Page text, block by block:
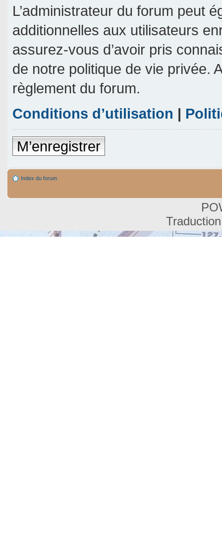
L’administrateur du forum peut
additionnelles aux utilisateurs
assurez-vous d’avoir pris
de notre politique de vie privée.
règlement du forum.
Conditions d’utilisation |
M’enregistrer
Index du forum